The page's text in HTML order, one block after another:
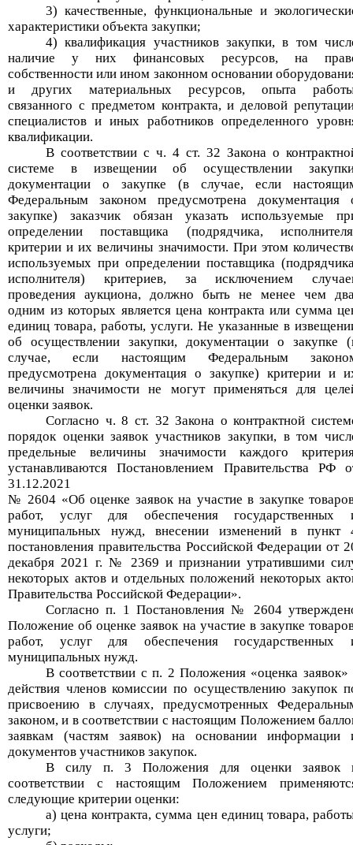
3) качественные, функциональные и
характеристики объекта закупки;
4) квалификация участников закупки, в том
наличие у них финансовых ресурсов, на
собственности или ином законном основании
и других материальных ресурсов, опыта
связанного с предметом контракта, и деловой
специалистов и иных работников определенного
квалификации.
В соответствии с ч. 4 ст. 32 Закона о
системе в извещении об осуществлении
документации о закупке (в случае, если
Федеральным законом предусмотрена документация
закупке) заказчик обязан указать используемые
определении поставщика (подрядчика,
критерии и их величины значимости. При этом
используемых при определении поставщика
исполнителя) критериев, за исключением
проведения аукциона, должно быть не менее чем
одним из которых является цена контракта или сумма
единиц товара, работы, услуги. Не указанные в
об осуществлении закупки, документации о закупке
случае, если настоящим Федеральным
предусмотрена документация о закупке) критерии и
величины значимости не могут применяться для
оценки заявок.
Согласно ч. 8 ст. 32 Закона о контрактной
порядок оценки заявок участников закупки, в том
предельные величины значимости каждого
устанавливаются Постановлением Правительства РФ
31.12.2021
№ 2604 «Об оценке заявок на участие в закупке
работ, услуг для обеспечения государственных
муниципальных нужд, внесении изменений в пункт
постановления правительства Российской Федерации от
декабря 2021 г. № 2369 и признании утратившими
некоторых актов и отдельных положений некоторых
Правительства Российской Федерации».
Согласно п. 1 Постановления № 2604
Положение об оценке заявок на участие в закупке
работ, услуг для обеспечения государственных
муниципальных нужд.
В соответствии с п. 2 Положения «оценка заявок»
действия членов комиссии по осуществлению закупок
присвоению в случаях, предусмотренных
законом, и в соответствии с настоящим Положением
заявкам (частям заявок) на основании информации
документов участников закупок.
В силу п. 3 Положения для оценки заявок
соответствии с настоящим Положением
следующие критерии оценки:
а) цена контракта, сумма цен единиц товара,
услуги;